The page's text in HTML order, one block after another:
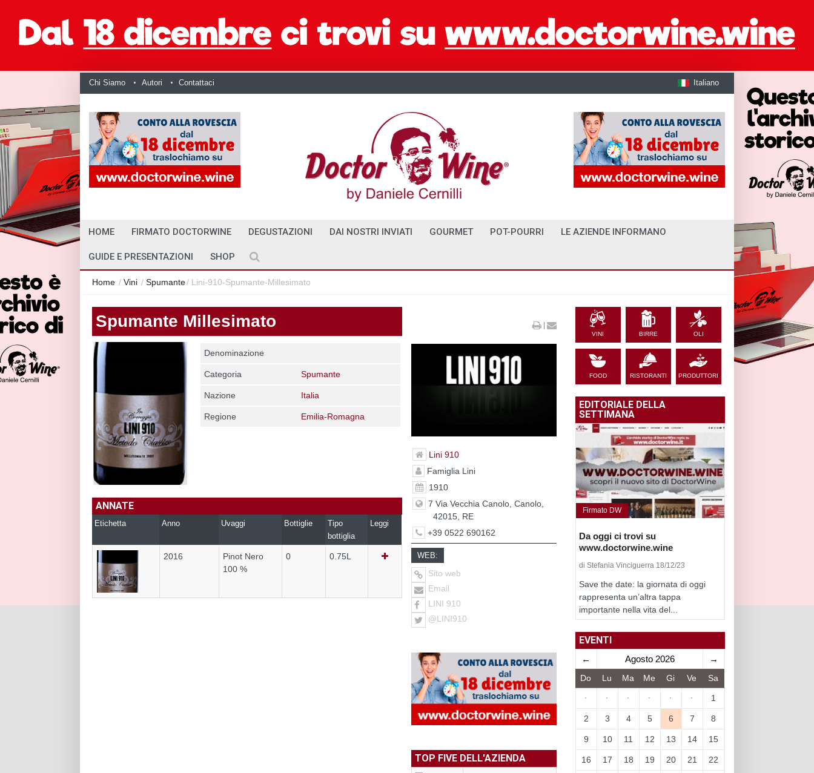
Chi Siamo Autori Contattaci Italiano
HOME FIRMATO DOCTORWINE DEGUSTAZIONI DAI NOSTRI INVIATI GOURMET POT-POURRI LE AZIENDE INFORMANO
GUIDE E PRESENTAZIONI SHOP
Home / Vini / Spumante/ Lini-910-Spumante-Millesimato
Spumante Millesimato
Denominazione
Categoria Spumante
Nazione Italia
Regione Emilia-Romagna
ANNATE
Etichetta Anno Uvaggi Bottiglie
Tipo
bottiglia
Leggi
2016
Pinot Nero
100 %
0 0.75L
|
Lini 910
Famiglia Lini
1910
7 Via Vecchia Canolo, Canolo,
42015, RE
+39 0522 690162
WEB:
Sito web
Email
LINI 910
@LINI910
TOP FIVE DELL'AZIENDA
VINI BIRRE OLI
FOOD RISTORANTI PRODUTTORI
EDITORIALE DELLA
SETTIMANA
Firmato DW
Da oggi ci trovi su
www.doctorwine.wine
di Stefania Vinciguerra 18/12/23
Save the date: la giornata di oggi
rappresenta un’altra tappa
importante nella vita del...
EVENTI
← Agosto 2026 →
Do Lu Ma Me Gi Ve Sa
· · · · · · 1
2 3 4 5 6 7 8
9 10 11 12 13 14 15
16 17 18 19 20 21 22